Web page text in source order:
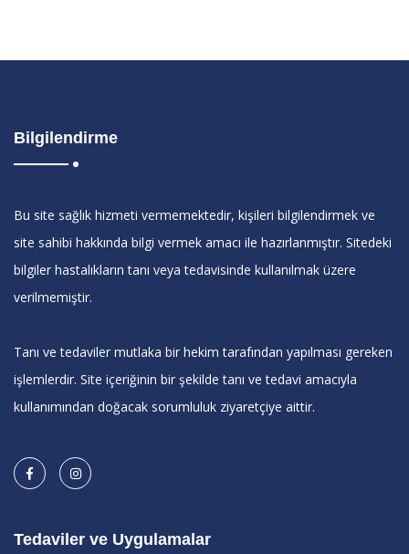
Bilgilendirme
Bu site sağlık hizmeti vermemektedir, kişileri bilgilendirmek ve
site sahibi hakkında bilgi vermek amacı ile hazırlanmıştır. Sitedeki
bilgiler hastalıkların tanı veya tedavisinde kullanılmak üzere
verilmemiştir.
Tanı ve tedaviler mutlaka bir hekim tarafından yapılması gereken
işlemlerdir. Site içeriğinin bir şekilde tanı ve tedavi amacıyla
kullanımından doğacak sorumluluk ziyaretçiye aittir.
Tedaviler ve Uygulamalar